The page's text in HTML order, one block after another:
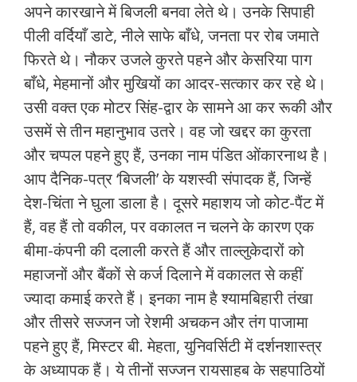
अपने कारखाने में बिजली बनवा लेते थे। उनके सिपाही
पीली वर्दियाँ डाटे, नीले साफे बाँधे, जनता पर रोब जमाते
फिरते थे। नौकर उजले कुरते पहने और केसरिया पाग
बाँधे, मेहमानों और मुखियों का आदर-सत्कार कर रहे थे।
उसी वक्त एक मोटर सिंह-द्वार के सामने आ कर रूकी और
उसमें से तीन महानुभाव उतरे। वह जो खद्दर का कुरता
और चप्पल पहने हुए हैं, उनका नाम पंडित ओंकारनाथ है।
आप दैनिक-पत्र ‘बिजली’ के यशस्वी संपादक हैं, जिन्हें
देश-चिंता ने घुला डाला है। दूसरे महाशय जो कोट-पैंट में
हैं, वह हैं तो वकील, पर वकालत न चलने के कारण एक
बीमा-कंपनी की दलाली करते हैं और ताल्लुकेदारों को
महाजनों और बैंकों से कर्ज दिलाने में वकालत से कहीं
ज्यादा कमाई करते हैं। इनका नाम है श्यामबिहारी तंखा
और तीसरे सज्जन जो रेशमी अचकन और तंग पाजामा
पहने हुए हैं, मिस्टर बी. मेहता, युनिवर्सिटी में दर्शनशास्त्र
के अध्यापक हैं। ये तीनों सज्जन रायसाहब के सहपाठियों